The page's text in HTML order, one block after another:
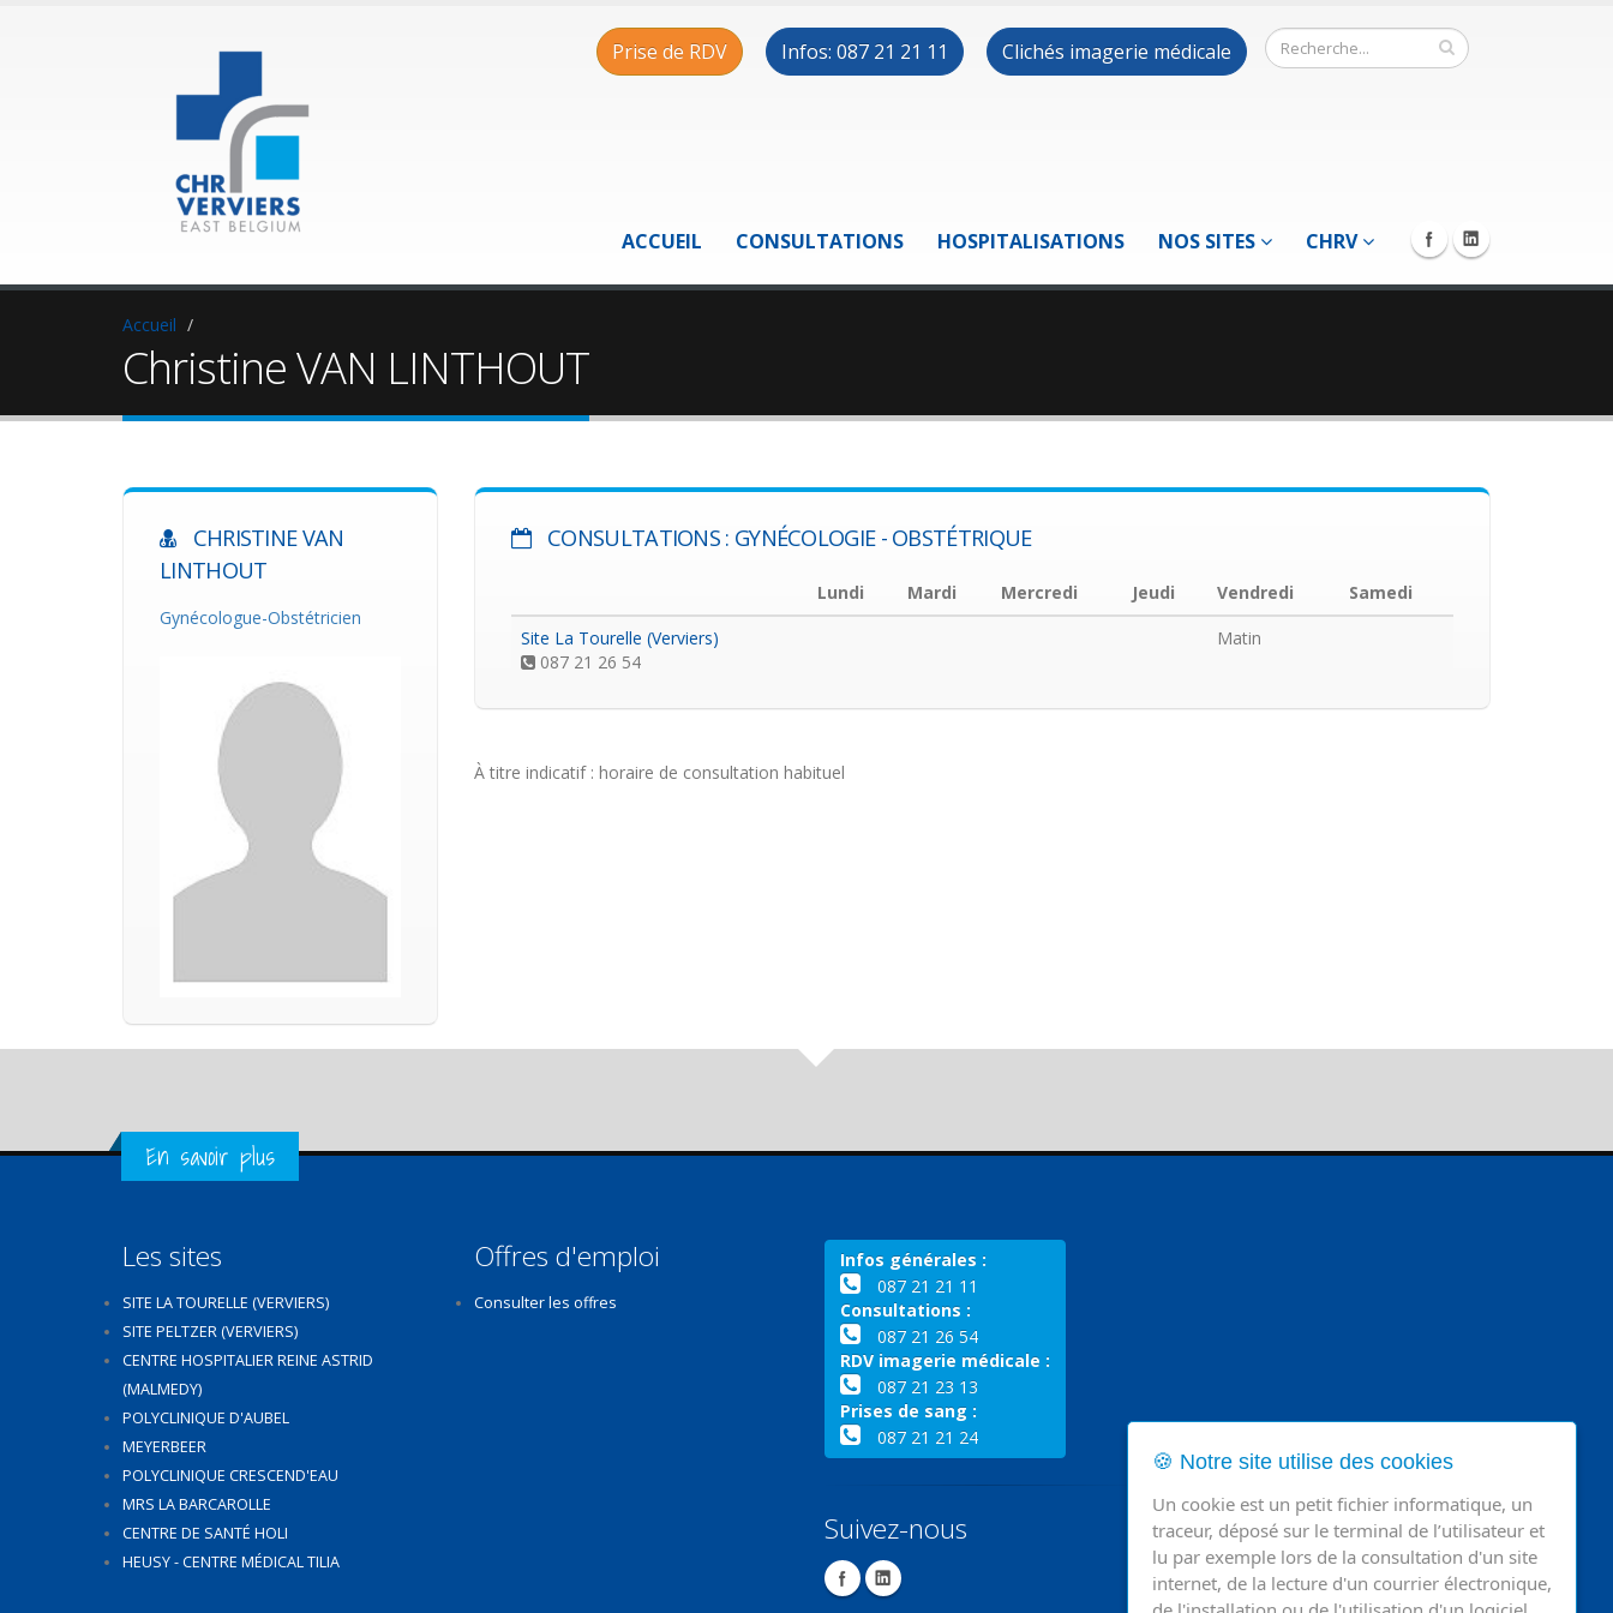
Prise de RDV Infos: 087 21 21 11 Clichés imagerie médicale
ACCUEIL CONSULTATIONS HOSPITALISATIONS NOS SITES CHRV
Accueil
Christine VAN LINTHOUT
CHRISTINE VAN
LINTHOUT
Gynécologue-Obstétricien
CONSULTATIONS : GYNÉCOLOGIE - OBSTÉTRIQUE
Lundi Mardi Mercredi Jeudi Vendredi
Samedi
Site La Tourelle (Verviers)
087 21 26 54
Matin
À titre indicatif : horaire de consultation habituel
Get in Touch
En savoir plus
Les sites
SITE LA TOURELLE (VERVIERS)
SITE PELTZER (VERVIERS)
CENTRE HOSPITALIER REINE ASTRID
(MALMEDY)
POLYCLINIQUE D'AUBEL
MEYERBEER
POLYCLINIQUE CRESCEND'EAU
MRS LA BARCAROLLE
CENTRE DE SANTÉ HOLI
HEUSY - CENTRE MÉDICAL TILIA
Offres d'emploi
Consulter les offres
Infos générales :
087 21 21 11
Consultations :
087 21 26 54
RDV imagerie médicale :
087 21 23 13
Prises de sang :
087 21 21 24
Suivez-nous
🍪 Notre site utilise des cookies
Un cookie est un petit fichier informatique, un
traceur, déposé sur le terminal de l’utilisateur et
lu par exemple lors de la consultation d'un site
internet, de la lecture d'un courrier électronique,